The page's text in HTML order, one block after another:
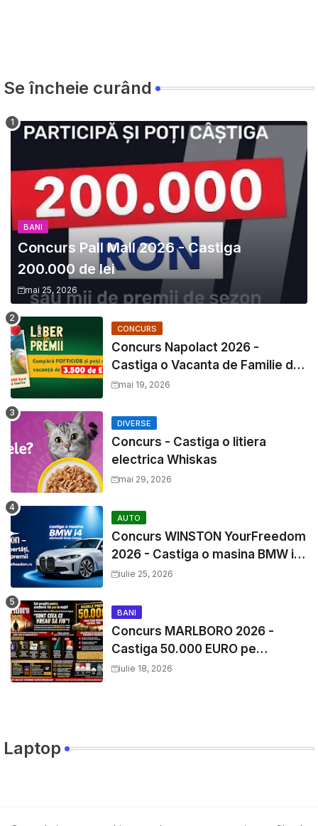
Se încheie curând
BANI
Concurs Pall Mall 2026 - Castiga
200.000 de lei
mai 25, 2026
CONCURS
Concurs Napolact 2026 -
Castiga o Vacanta de Familie de
3500 Euro
mai 19, 2026
DIVERSE
Concurs - Castiga o litiera
electrica Whiskas
mai 29, 2026
AUTO
Concurs WINSTON YourFreedom
2026 - Castiga o masina BMW i4
si mii de premii cash
iulie 25, 2026
BANI
Concurs MARLBORO 2026 -
Castiga 50.000 EURO pe
YourDecision.ro
iulie 18, 2026
Laptop
Travel